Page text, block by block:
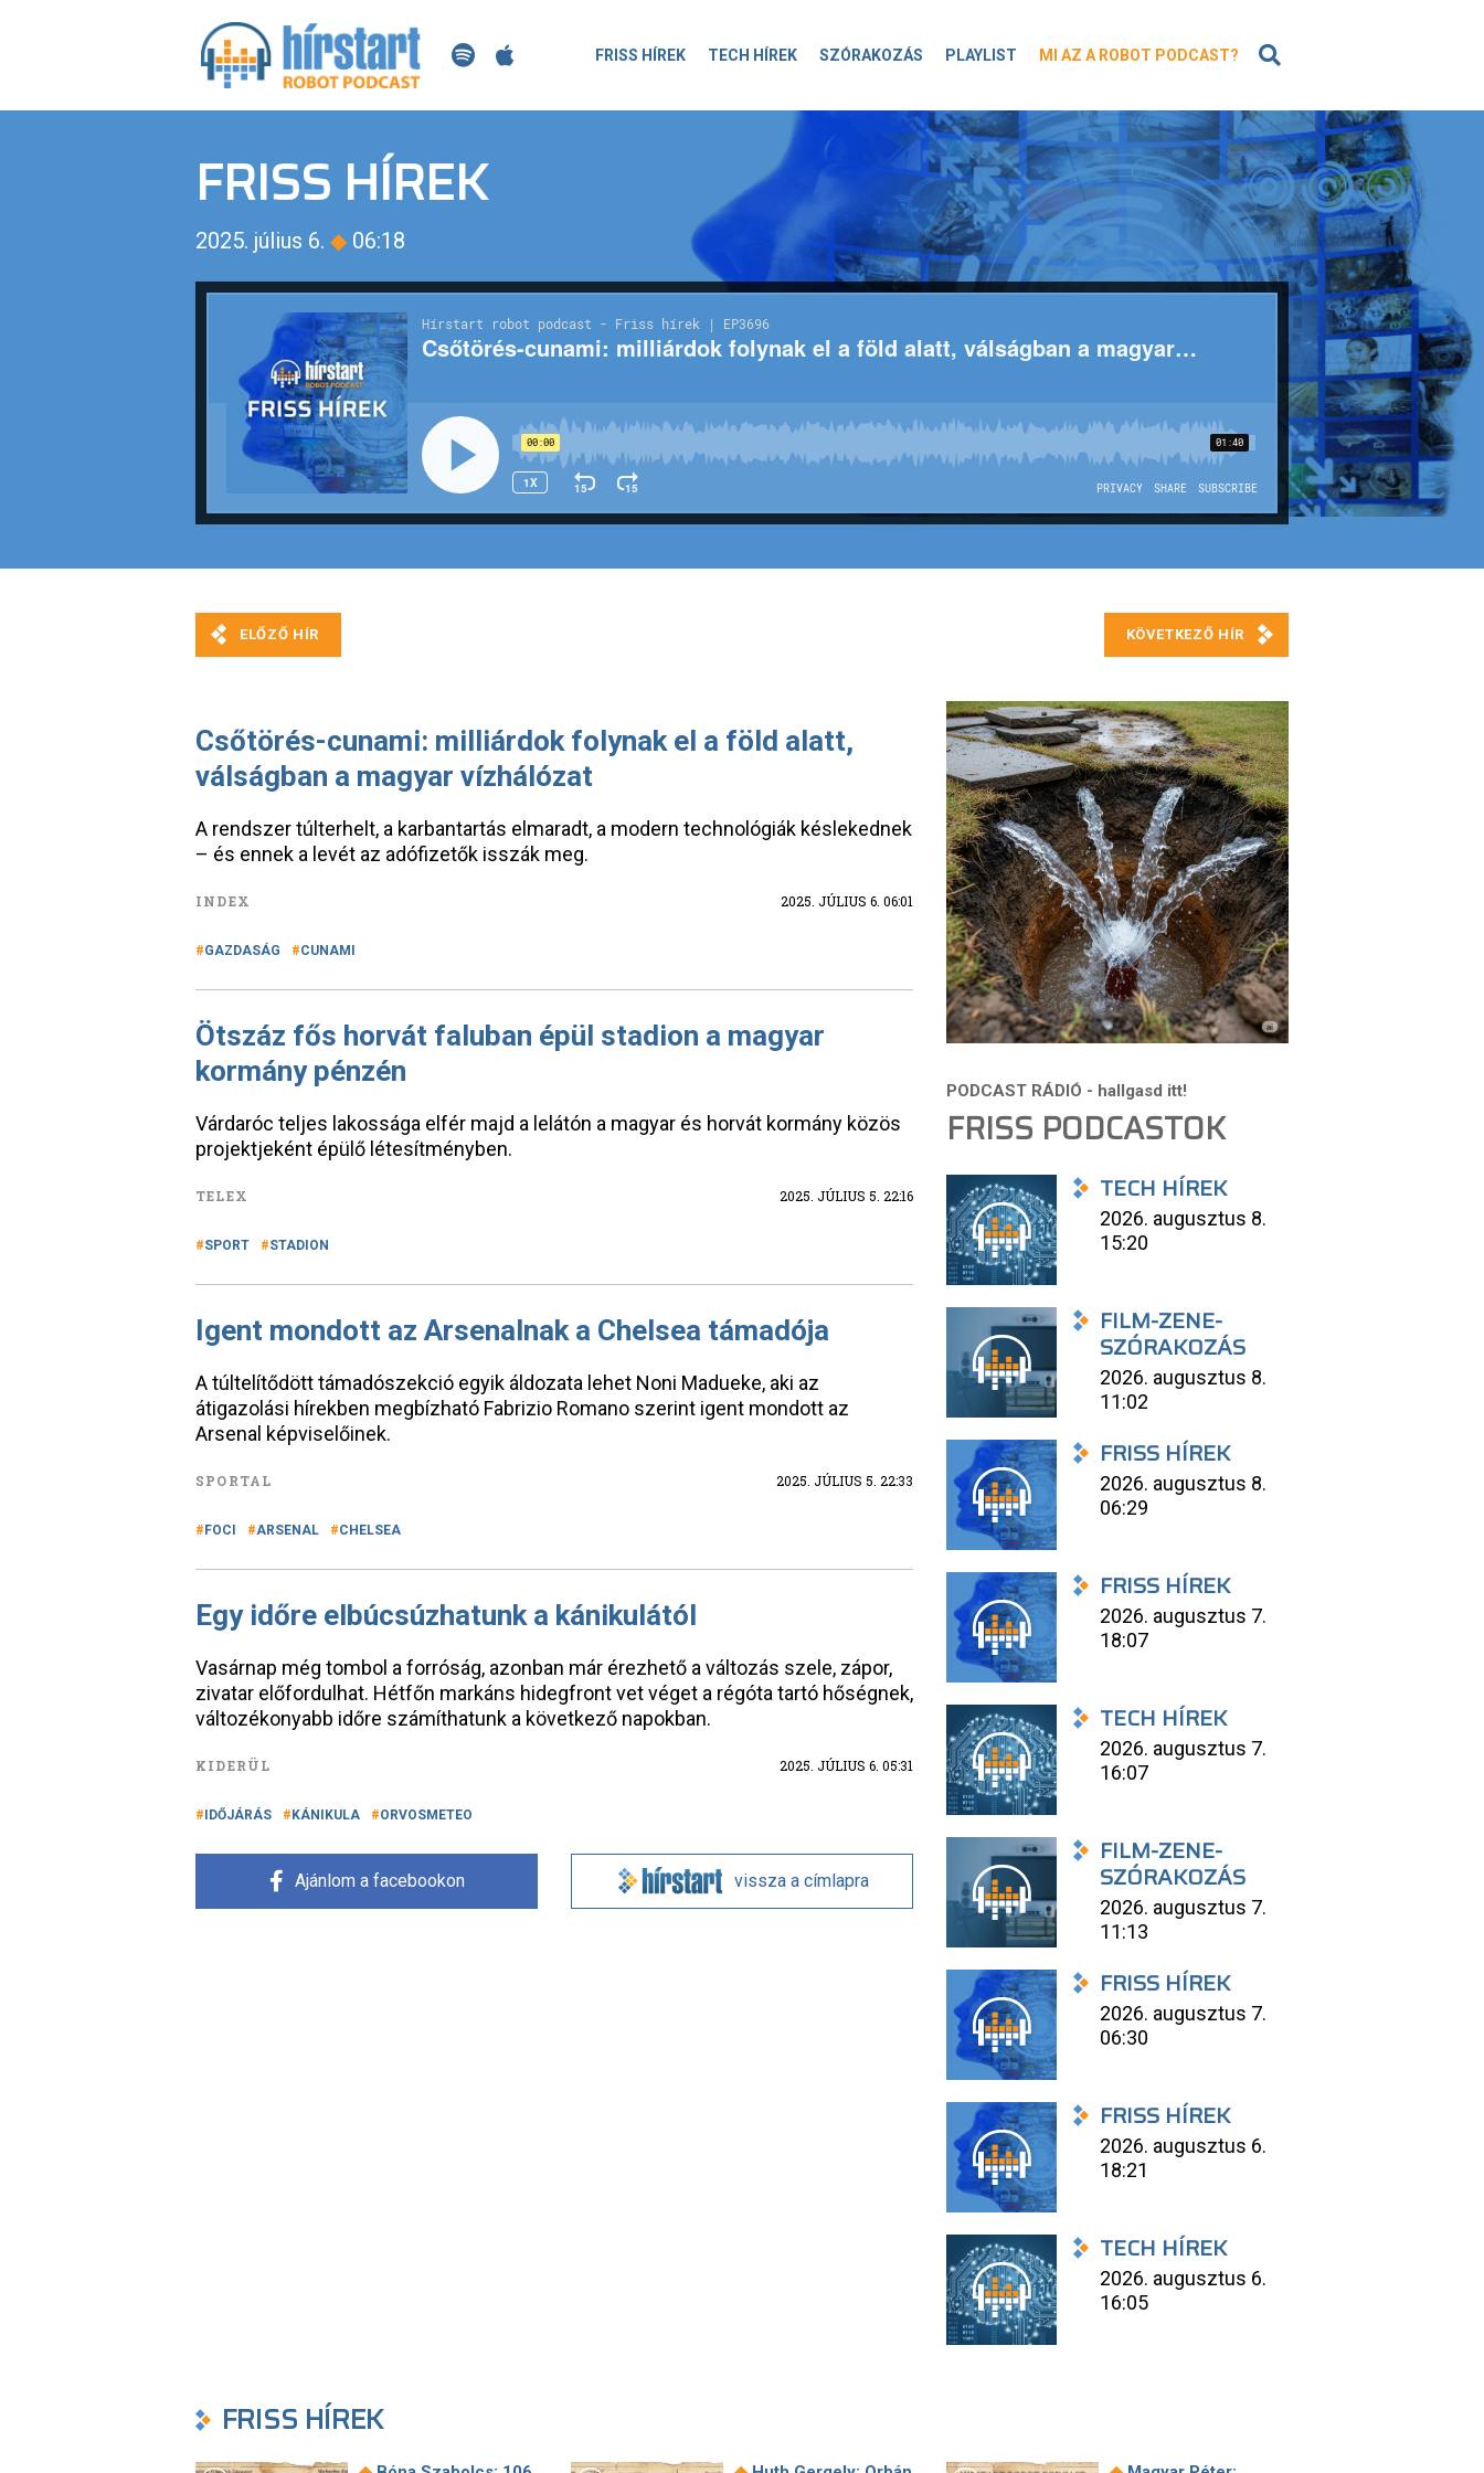
FRISS HÍREK TECH HÍREK SZÓRAKOZÁS PLAYLIST MI AZ A ROBOT PODCAST?
FRISS HÍREK
2025. július 6. ◆ 06:18
Csőtörés-cunami: milliárdok folynak el a föld alatt,
válságban a magyar vízhálózat
A rendszer túlterhelt, a karbantartás elmaradt, a modern technológiák késlekednek
– és ennek a levét az adófizetők isszák meg.
INDEX 2025. JÚLIUS 6. 06:01
GAZDASÁG CUNAMI
Ötszáz fős horvát faluban épül stadion a magyar
kormány pénzén
Várdaróc teljes lakossága elfér majd a lelátón a magyar és horvát kormány közös
projektjeként épülő létesítményben.
TELEX 2025. JÚLIUS 5. 22:16
SPORT STADION
Igent mondott az Arsenalnak a Chelsea támadója
A túltelítődött támadószekció egyik áldozata lehet Noni Madueke, aki az
átigazolási hírekben megbízható Fabrizio Romano szerint igent mondott az
Arsenal képviselőinek.
SPORTAL 2025. JÚLIUS 5. 22:33
FOCI ARSENAL CHELSEA
Egy időre elbúcsúzhatunk a kánikulától
Vasárnap még tombol a forróság, azonban már érezhető a változás szele, zápor,
zivatar előfordulhat. Hétfőn markáns hidegfront vet véget a régóta tartó hőségnek,
változékonyabb időre számíthatunk a következő napokban.
KIDERÜL 2025. JÚLIUS 6. 05:31
IDŐJÁRÁS KÁNIKULA ORVOSMETEO
Ajánlom a facebookon vissza a címlapra
FRISS PODCASTOK
TECH HÍREK
2026. augusztus 8.
15:20
FILM-ZENE-
SZÓRAKOZÁS
2026. augusztus 8.
11:02
FRISS HÍREK
2026. augusztus 8.
06:29
FRISS HÍREK
2026. augusztus 7.
18:07
TECH HÍREK
2026. augusztus 7.
16:07
FILM-ZENE-
SZÓRAKOZÁS
2026. augusztus 7.
11:13
FRISS HÍREK
2026. augusztus 7.
06:30
FRISS HÍREK
2026. augusztus 6.
18:21
TECH HÍREK
2026. augusztus 6.
16:05
FRISS HÍREK